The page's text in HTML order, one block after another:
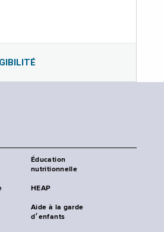
Éducation
nutritionnelle
HEAP
Aide à la garde
d׳enfants